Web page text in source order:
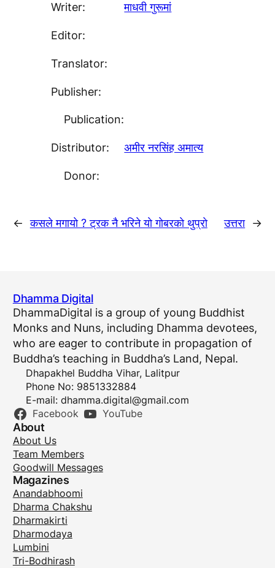
Writer: माधवी गुरूमां
Editor:
Translator:
Publisher:
Publication:
Distributor: अमीर नरसिंह अमात्य
Donor:
← कसले मगायाे ? ट्रक नै भरिने याे गाेबरकाे थुप्राे उत्तरा →
Dhamma Digital
DhammaDigital is a group of young Buddhist
Monks and Nuns, including Dhamma devotees,
who are eager to contribute in propagation of
Buddha’s teaching in Buddha’s Land, Nepal.
Dhapakhel Buddha Vihar, Lalitpur
Phone No: 9851332884
E-mail: dhamma.digital@gmail.com
Facebook YouTube
About
About Us
Team Members
Goodwill Messages
Magazines
Anandabhoomi
Dharma Chakshu
Dharmakirti
Dharmodaya
Lumbini
Tri-Bodhirash